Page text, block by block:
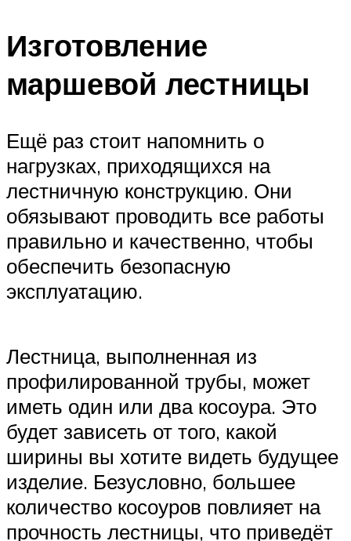
Изготовление
маршевой лестницы
Ещё раз стоит напомнить о
нагрузках, приходящихся на
лестничную конструкцию. Они
обязывают проводить все работы
правильно и качественно, чтобы
обеспечить безопасную
эксплуатацию.
Лестница, выполненная из
профилированной трубы, может
иметь один или два косоура. Это
будет зависеть от того, какой
ширины вы хотите видеть будущее
изделие. Безусловно, большее
количество косоуров повлияет на
прочность лестницы, что приведёт